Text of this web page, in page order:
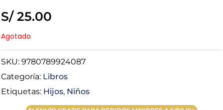
S/25.00
Agotado
SKU: 9780789924087
Categoría: Libros
Etiquetas: Hijos, Niños